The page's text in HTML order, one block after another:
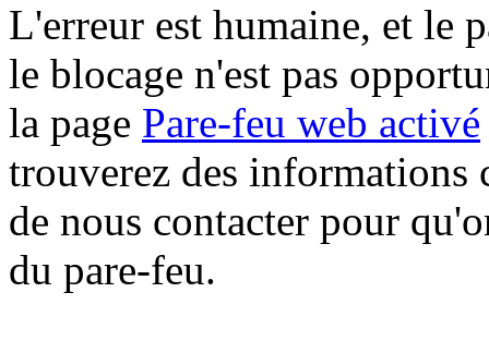
L'erreur est humaine, et le
le blocage n'est pas
la page Pare-feu web activé
trouverez des informations
de nous contacter pour
du pare-feu.